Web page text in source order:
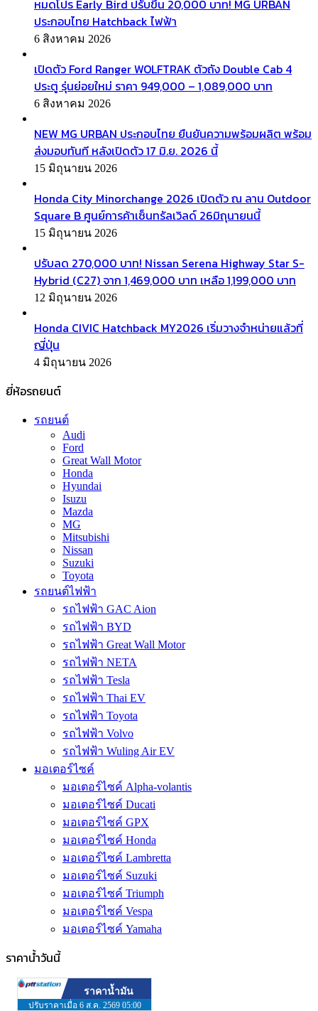
หมดโปร Early Bird ปรับขึ้น 20,000 บาท! MG URBAN
ประกอบไทย Hatchback ไฟฟ้า
6 สิงหาคม 2026
เปิดตัว Ford Ranger WOLFTRAK ตัวถัง Double Cab 4
ประตู รุ่นย่อยใหม่ ราคา 949,000 – 1,089,000 บาท
6 สิงหาคม 2026
NEW MG URBAN ประกอบไทย ยืนยันความพร้อมผลิต พร้อม
ส่งมอบทันที หลังเปิดตัว 17 มิ.ย. 2026 นี้
15 มิถุนายน 2026
Honda City Minorchange 2026 เปิดตัว ณ ลาน Outdoor
Square B ศูนย์การค้าเซ็นทรัลเวิลด์ 26มิถุนายนนี้
15 มิถุนายน 2026
ปรับลด 270,000 บาท! Nissan Serena Highway Star S-
Hybrid (C27) จาก 1,469,000 บาท เหลือ 1,199,000 บาท
12 มิถุนายน 2026
Honda CIVIC Hatchback MY2026 เริ่มวางจำหน่ายแล้วที่
ญี่ปุ่น
4 มิถุนายน 2026
ยี่ห้อรถยนต์
รถยนต์
Audi
Ford
Great Wall Motor
Honda
Hyundai
Isuzu
Mazda
MG
Mitsubishi
Nissan
Suzuki
Toyota
รถยนต์ไฟฟ้า
รถไฟฟ้า GAC Aion
รถไฟฟ้า BYD
รถไฟฟ้า Great Wall Motor
รถไฟฟ้า NETA
รถไฟฟ้า Tesla
รถไฟฟ้า Thai EV
รถไฟฟ้า Toyota
รถไฟฟ้า Volvo
รถไฟฟ้า Wuling Air EV
มอเตอร์ไซค์
มอเตอร์ไซค์ Alpha-volantis
มอเตอร์ไซค์ Ducati
มอเตอร์ไซค์ GPX
มอเตอร์ไซค์ Honda
มอเตอร์ไซค์ Lambretta
มอเตอร์ไซค์ Suzuki
มอเตอร์ไซค์ Triumph
มอเตอร์ไซค์ Vespa
มอเตอร์ไซค์ Yamaha
ราคาน้ำวันนี้